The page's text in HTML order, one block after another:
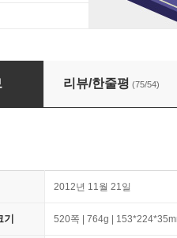
무엇인가
리뷰/한줄평 (75/54)
2012년 11월 21일
520쪽 | 764g |